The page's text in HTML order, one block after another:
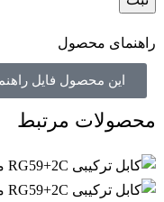
راهنمای محصول
این محصول فایل
محصولات مرتبط